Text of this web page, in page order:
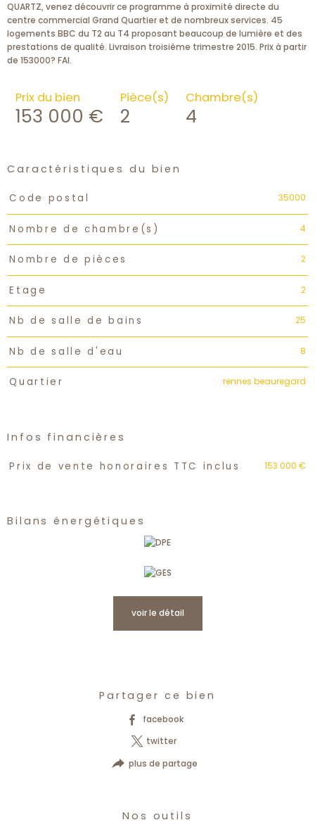
QUARTZ, venez découvrir ce programme à proximité directe du
centre commercial Grand Quartier et de nombreux services. 45
logements BBC du T2 au T4 proposant beaucoup de lumière et des
prestations de qualité. Livraison troisième trimestre 2015. Prix à partir
Prix du bien
153 000 €
Pièce(s)
2
Chambre(s)
4
Caractéristiques du bien
Caractéristiques Valeurs
Code postal 35000
Nombre de chambre(s) 4
Nombre de pièces 2
Etage 2
Nb de salle de bains 25
Nb de salle d'eau 8
Quartier rennes beauregard
Infos financières
Caractéristiques Valeurs
Prix de vente honoraires TTC inclus 153 000 €
Bilans énergétiques
voir le détail
Partager ce bien
facebook
twitter
plus de partage
Nos outils